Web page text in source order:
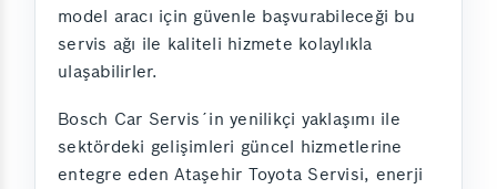
model aracı için güvenle başvurabileceği bu
servis ağı ile kaliteli hizmete kolaylıkla
ulaşabilirler.
Bosch Car Servis´in yenilikçi yaklaşımı ile
sektördeki gelişimleri güncel hizmetlerine
entegre eden Ataşehir Toyota Servisi, enerji